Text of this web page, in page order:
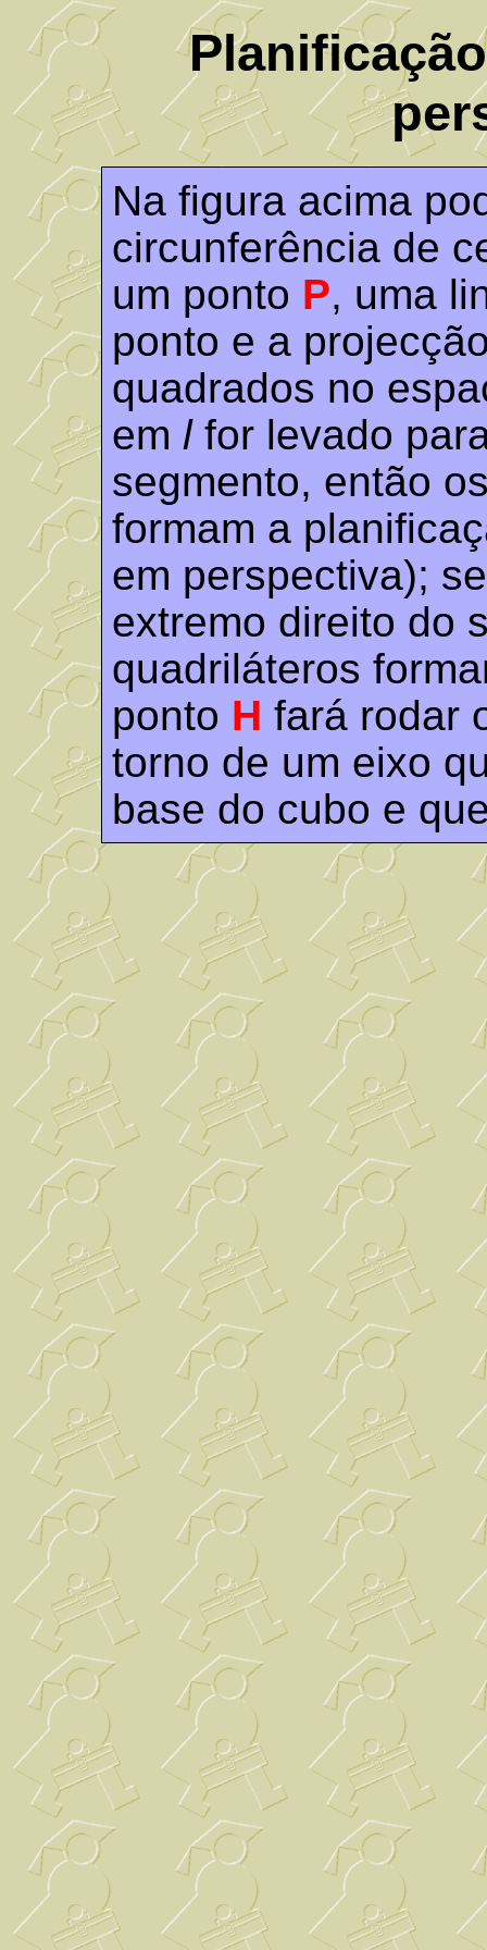
Na figura acima
circunferência de
um ponto P, uma
ponto e a
quadrados no
em lfor levado
segmento, então
formam a
em perspectiva);
extremo direito do
quadriláteros
ponto H fará rodar
torno de um eixo
base do cubo e